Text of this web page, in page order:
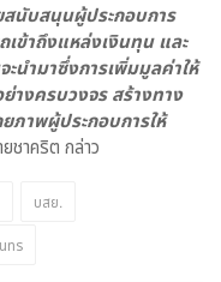
สนับสนุนผู้ประกอบการ
เข้าถึงแหล่งเงินทุน และ
ำมาซึ่งการเพิ่มมูลค่าให้
างครบวงจร สร้างทาง
ภาพผู้ประกอบการให้
ยชาคริต กล่าว
บสย.
ทร